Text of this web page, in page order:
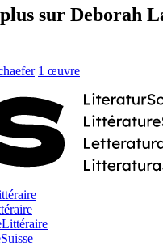
sur Deborah
1 œuvre